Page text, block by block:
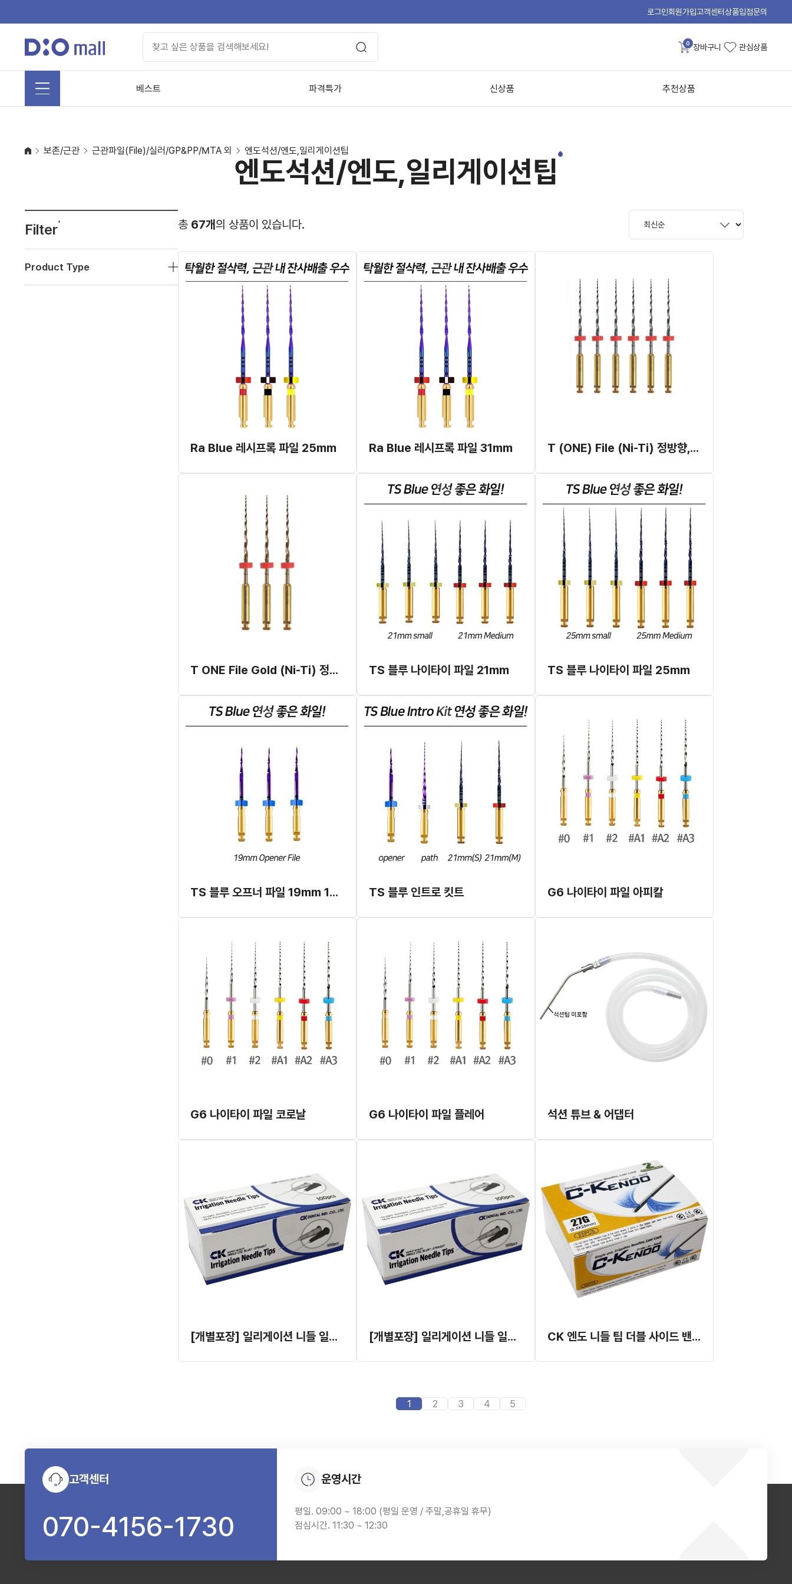
로그인회원가입고객센터상품입점문의
0 장바구니 관심상품
베스트 파격특가 신상품 추천상품
보존/근관 근관파일(File)/실러/GP&PP/MTA 외 엔도석션/엔도,일리게이션팁
엔도석션/엔도,일리게이션팁
Filter
Product Type
총 67개의 상품이 있습니다.
Ra Blue 레시프록 파일 25mm Ra Blue 레시프록 파일 31mm T (ONE) File (Ni-Ti) 정방향, 360도
T ONE File Gold (Ni-Ti) 정방향, 360도 TS 블루 나이타이 파일 21mm TS 블루 나이타이 파일 25mm
TS 블루 오프너 파일 19mm 10T #30 TS 블루 인트로 킷트 G6 나이타이 파일 아피칼
G6 나이타이 파일 코로날 G6 나이타이 파일 플레어 석션 튜브 & 어댑터
[개별포장] 일리게이션 니들 일자형 (일회용) [개별포장] 일리게이션 니들 일자형 (일회용) 18G CK 엔도 니들 팁 더블 사이드 밴트
1 2 3 4 5
고객센터
070-4156-1730
운영시간
평일. 09:00 ~ 18:00 (평일 운영 / 주말,공휴일 휴무)
점심시간. 11:30 ~ 12:30